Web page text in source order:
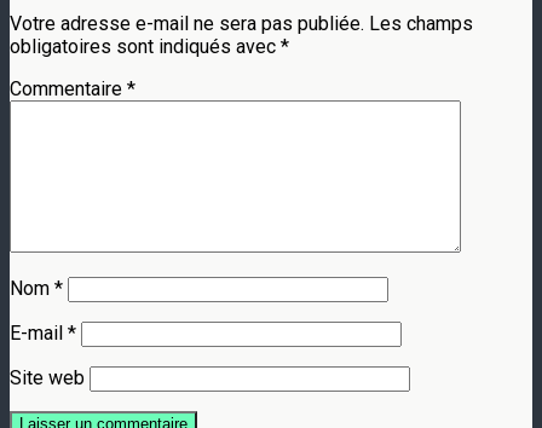
Votre adresse e-mail ne sera pas publiée. Les champs
obligatoires sont indiqués avec *
Commentaire *
Nom *
E-mail *
Site web